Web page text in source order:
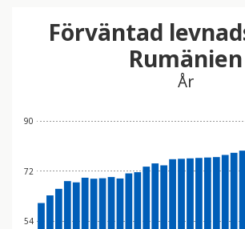
54
72
90
Förväntad
Rumänien
År